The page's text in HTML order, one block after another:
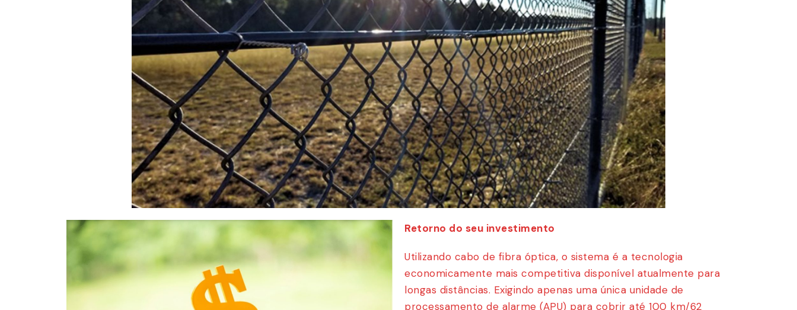
Retorno do seu investimento
Utilizando cabo de fibra óptica, o sistema é a tecnologia
economicamente mais competitiva disponível atualmente para
longas distâncias. Exigindo apenas uma única unidade de
processamento de alarme (APU) para cobrir até 100 km/62